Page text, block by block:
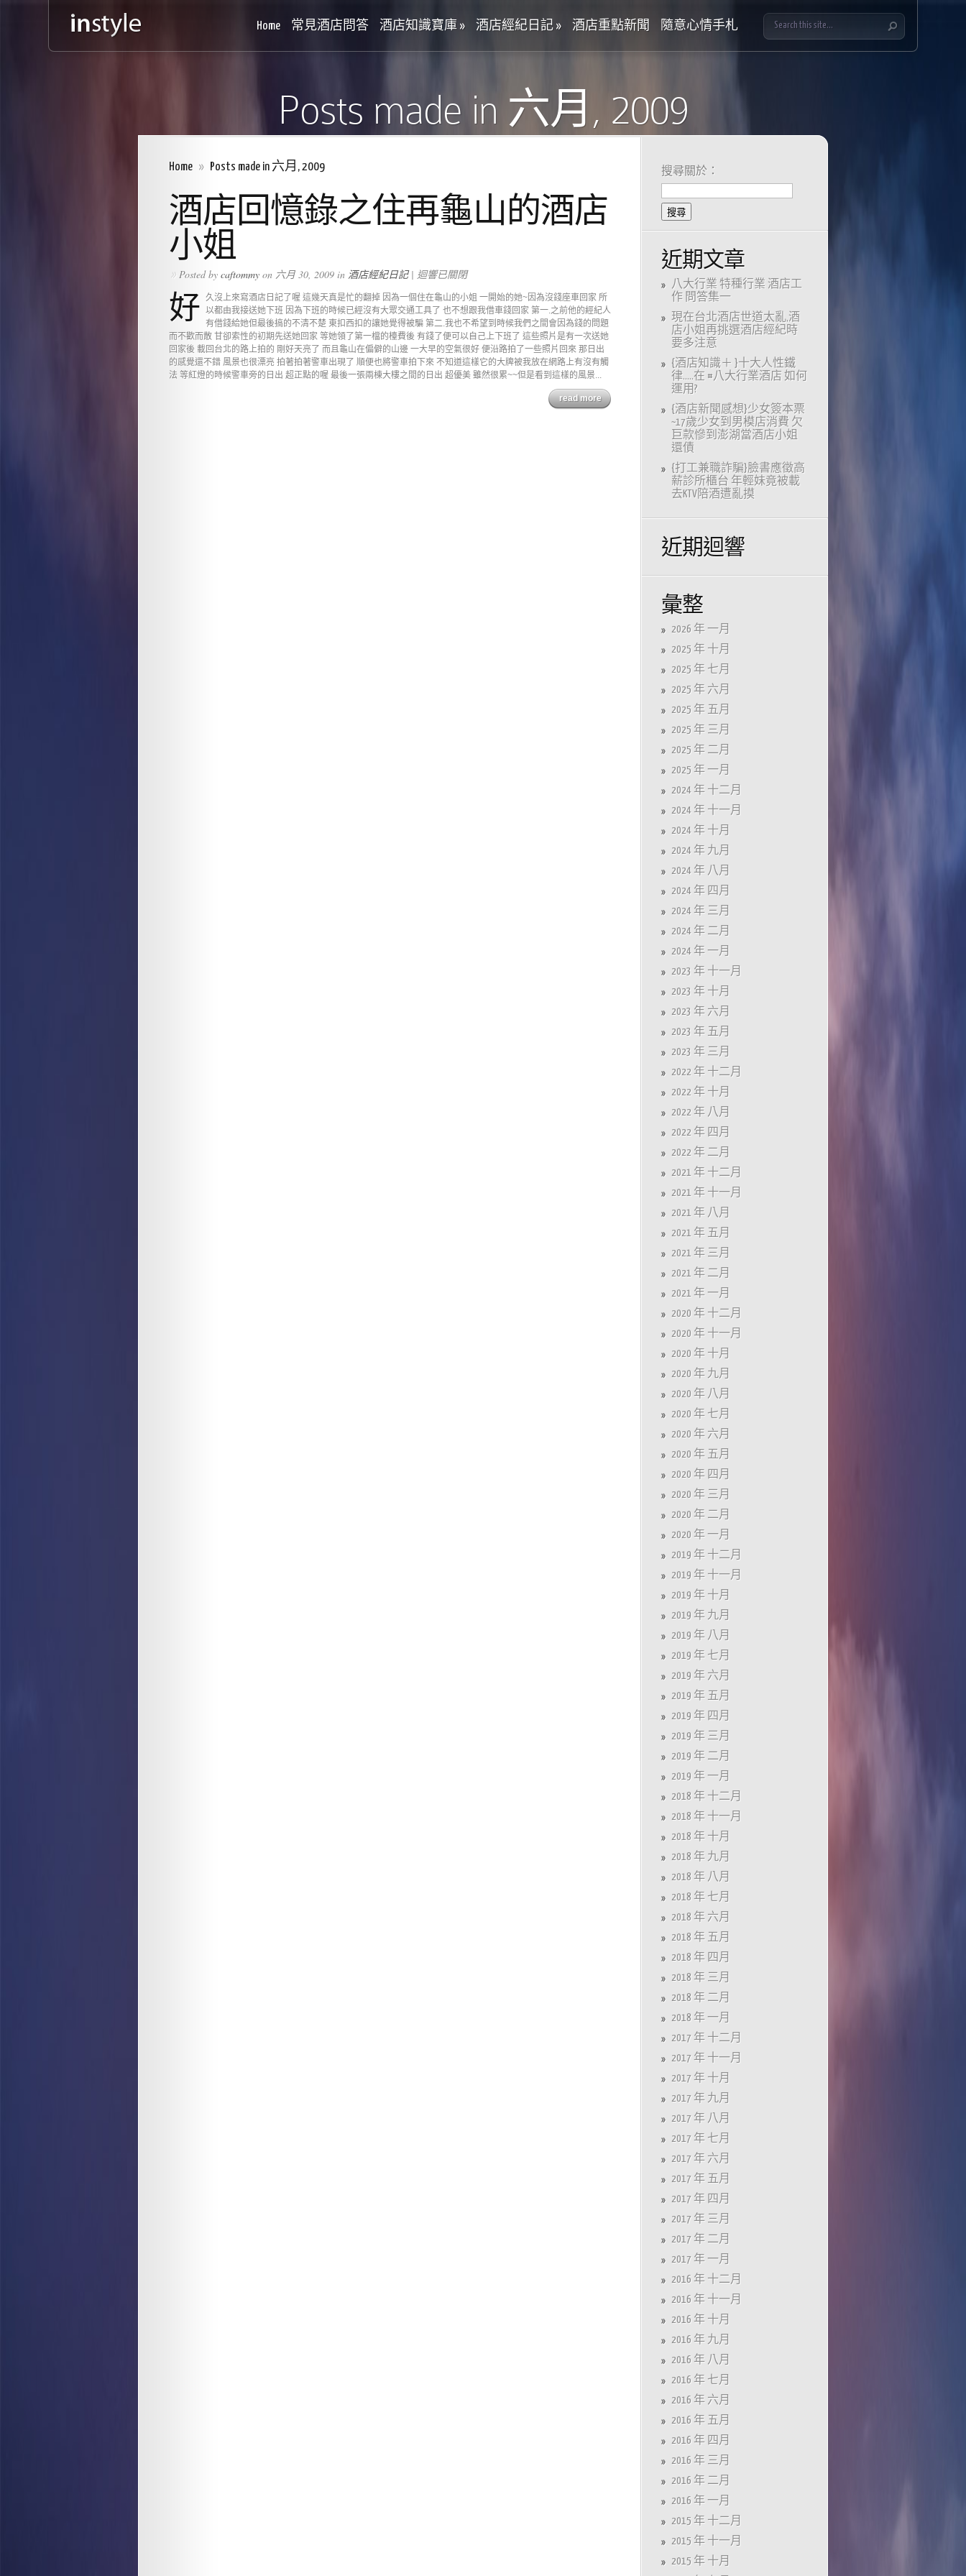
Home 常見酒店問答 酒店知識寶庫» 酒店經紀日記» 酒店重點新聞 隨意心情手札
Posts made in 六月, 2009
Home » Posts made in 六月, 2009
酒店回憶錄之住再龜山的酒店
小姐
» Posted by caftommy on 六月 30, 2009 in 酒店經紀日記| 迴響已關閉
好 久沒上來寫酒店日記了喔 這幾天真是忙的翻掉 因為一個住在龜山的小姐 一開始的她~因為沒錢座車回家 所
以都由我接送她下班 因為下班的時候已經沒有大眾交通工具了 也不想跟我借車錢回家 第一.之前他的經紀人
有借錢給她但最後搞的不清不楚 東扣西扣的讓她覺得被騙 第二.我也不希望到時候我們之間會因為錢的問題
而不歡而散 甘卻索性的初期先送她回家 等她領了第一檔的檯費後 有錢了便可以自己上下班了 這些照片是有一次送她
回家後 載回台北的路上拍的 剛好天亮了 而且龜山在偏僻的山邊 一大早的空氣很好 便沿路拍了一些照片回來 那日出
的感覺還不錯 風景也很漂亮 拍著拍著警車出現了 順便也將警車拍下來 不知道這樣它的大牌被我放在網路上有沒有觸
法 等紅燈的時候警車旁的日出 超正點的喔 最後一張兩棟大樓之間的日出 超優美 雖然很累~~但是看到這樣的風景...
read more
搜尋關於：
近期文章
八大行業 特種行業 酒店工
作 問答集一
現在台北酒店世道太亂,酒
店小姐再挑選酒店經紀時
要多注意
{酒店知識＋ }十大人性鐵
律…..在 #八大行業酒店 如何
運用?
{酒店新聞感想}少女簽本票
~17歲少女到男模店消費 欠
巨款慘到澎湖當酒店小姐
還債
{打工兼職詐騙}臉書應徵高
薪診所櫃台 年輕妹竟被載
去KTV陪酒遭亂摸
近期迴響
彙整
2026 年 一月
2025 年 十月
2025 年 七月
2025 年 六月
2025 年 五月
2025 年 三月
2025 年 二月
2025 年 一月
2024 年 十二月
2024 年 十一月
2024 年 十月
2024 年 九月
2024 年 八月
2024 年 四月
2024 年 三月
2024 年 二月
2024 年 一月
2023 年 十一月
2023 年 十月
2023 年 六月
2023 年 五月
2023 年 三月
2022 年 十二月
2022 年 十月
2022 年 八月
2022 年 四月
2022 年 二月
2021 年 十二月
2021 年 十一月
2021 年 八月
2021 年 五月
2021 年 三月
2021 年 二月
2021 年 一月
2020 年 十二月
2020 年 十一月
2020 年 十月
2020 年 九月
2020 年 八月
2020 年 七月
2020 年 六月
2020 年 五月
2020 年 四月
2020 年 三月
2020 年 二月
2020 年 一月
2019 年 十二月
2019 年 十一月
2019 年 十月
2019 年 九月
2019 年 八月
2019 年 七月
2019 年 六月
2019 年 五月
2019 年 四月
2019 年 三月
2019 年 二月
2019 年 一月
2018 年 十二月
2018 年 十一月
2018 年 十月
2018 年 九月
2018 年 八月
2018 年 七月
2018 年 六月
2018 年 五月
2018 年 四月
2018 年 三月
2018 年 二月
2018 年 一月
2017 年 十二月
2017 年 十一月
2017 年 十月
2017 年 九月
2017 年 八月
2017 年 七月
2017 年 六月
2017 年 五月
2017 年 四月
2017 年 三月
2017 年 二月
2017 年 一月
2016 年 十二月
2016 年 十一月
2016 年 十月
2016 年 九月
2016 年 八月
2016 年 七月
2016 年 六月
2016 年 五月
2016 年 四月
2016 年 三月
2016 年 二月
2016 年 一月
2015 年 十二月
2015 年 十一月
2015 年 十月